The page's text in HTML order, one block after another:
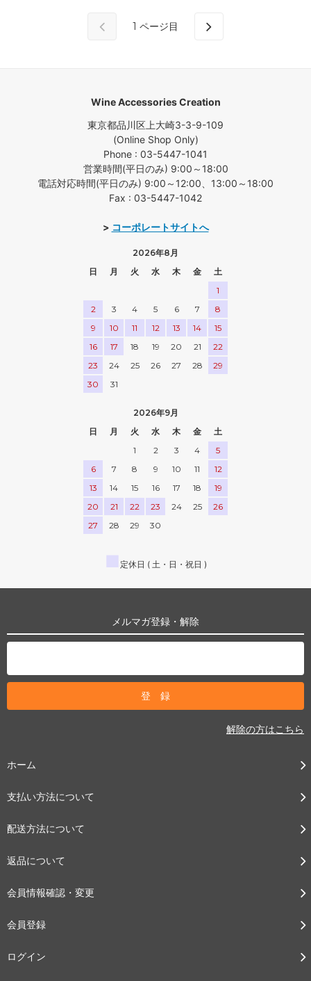
1 ページ目
Wine Accessories Creation
東京都品川区上大崎3-3-9-109
(Online Shop Only)
Phone : 03-5447-1041
営業時間(平日のみ) 9:00～18:00
電話対応時間(平日のみ) 9:00～12:00、13:00～18:00
Fax : 03-5447-1042
> コーポレートサイトへ
2026年8月
日
月 火 水 木 金
土
1
2
3 4 5 6 7
8
9
10 11 12 13 14
15
16
17 18 19 20 21
22
23
24 25 26 27 28
29
30
31
2026年9月
日
月 火 水 木 金
土
1
2 3 4
5
6
7 8 9 10 11
12
13
14 15 16 17 18
19
20
21 22 23 24 25
26
27
28 29 30
■ 定休日 ( 土・日・祝日 )
メルマガ登録・解除
解除の方はこちら
ホーム
支払い方法について
配送方法について
返品について
会員情報確認・変更
会員登録
ログイン